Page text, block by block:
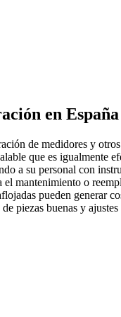
en España
de medidores y
que es igualmente
a su personal con
mantenimiento o
pueden generar
piezas buenas y